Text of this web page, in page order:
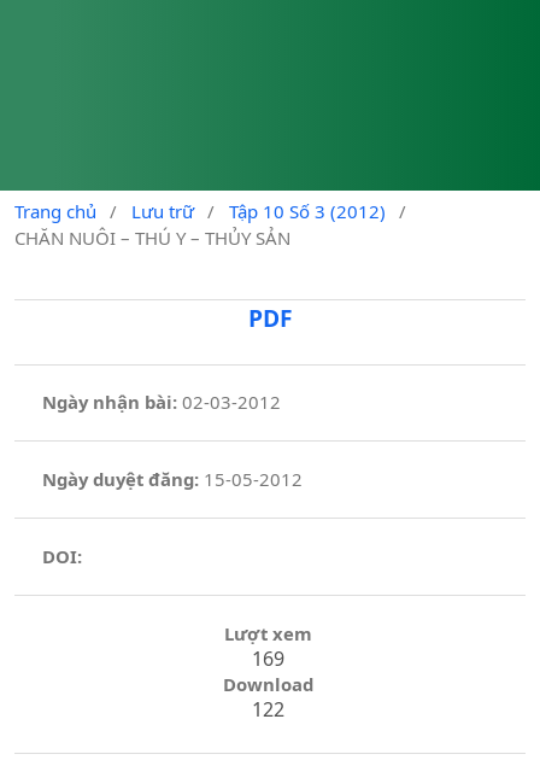
Trang chủ / Lưu trữ / Tập 10 Số 3 (2012)
/
CHĂN NUÔI – THÚ Y – THỦY SẢN
PDF
Ngày nhận bài: 02-03-2012
Ngày duyệt đăng:15-05-2012
DOI:
Lượt xem
169
Download
122